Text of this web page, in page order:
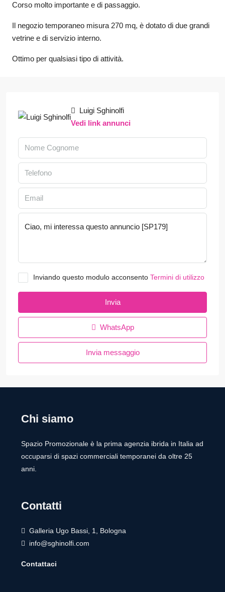
Corso molto importante e di passaggio.
Il negozio temporaneo misura 270 mq, è dotato di due grandi
vetrine e di servizio interno.
Ottimo per qualsiasi tipo di attività.
Luigi Sghinolfi
Vedi link annunci
Inviando questo modulo acconsento Termini di utilizzo
Invia
WhatsApp
Invia messaggio
Chi siamo
Spazio Promozionale è la prima agenzia ibrida in Italia ad
occuparsi di spazi commerciali temporanei da oltre 25
anni.
Contatti
Galleria Ugo Bassi, 1, Bologna
info@sghinolfi.com
Contattaci